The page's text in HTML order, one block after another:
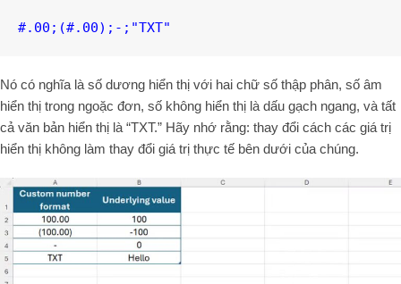
#.00;(#.00);-;"TXT"
Nó có nghĩa là số dương hiển thị với hai chữ số thập phân, số âm
hiển thị trong ngoặc đơn, số không hiển thị là dấu gạch ngang, và tất
cả văn bản hiển thị là “TXT.” Hãy nhớ rằng: thay đổi cách các giá trị
hiển thị không làm thay đổi giá trị thực tế bên dưới của chúng.